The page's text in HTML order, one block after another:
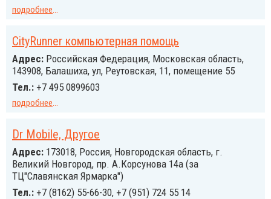
подробнее...
CityRunner компьютерная помощь
Адрес: Российcкая Федерация, Московская область,
143908, Балашиха, ул, Реутовская, 11, помещение 55
Тел.: +7 495 0899603
подробнее...
Dr Mobile, Другое
Адрес: 173018, Россия, Новгородская область, г.
Великий Новгород, пр. А.Корсунова 14а (за
ТЦ"Славянская Ярмарка")
Тел.: +7 (8162) 55-66-30, +7 (951) 724 55 14